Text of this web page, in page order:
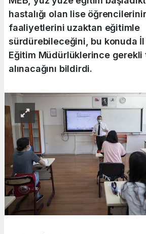
hastalığı olan lise
faaliyetlerini uzaktan eğitimle
sürdürebileceğini, bu konuda
Eğitim Müdürlüklerince gerekli
alınacağını bildirdi.